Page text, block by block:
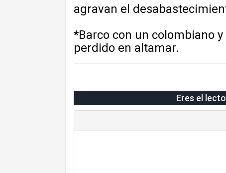
agravan el
*Barco con un colombiano
perdido en altamar.
Eres el